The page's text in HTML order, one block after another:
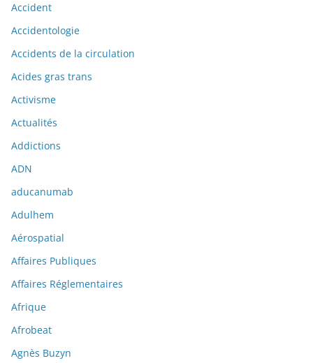
Accident
Accidentologie
Accidents de la circulation
Acides gras trans
Activisme
Actualités
Addictions
ADN
aducanumab
Adulhem
Aérospatial
Affaires Publiques
Affaires Réglementaires
Afrique
Afrobeat
Agnès Buzyn